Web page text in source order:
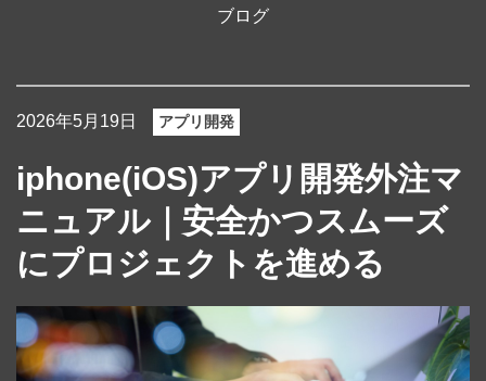
ブログ
2026年5月19日 アプリ開発
iphone(iOS)アプリ開発外注マ
ニュアル｜安全かつスムーズ
にプロジェクトを進める